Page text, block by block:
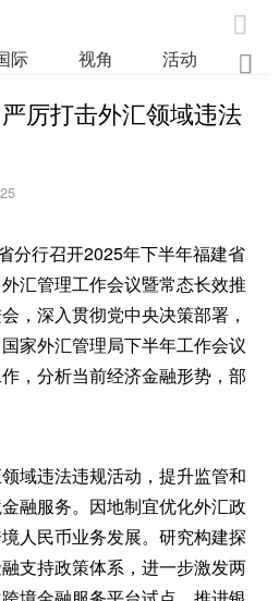

际 视角 活动 业

厉打击外汇领域违法
分行召开2025年下半年福建省
汇管理工作会议暨常态长效推
，深入贯彻党中央决策部署，
家外汇管理局下半年工作会议
，分析当前经济金融形势，部
域违法违规活动，提升监管和
融服务。因地制宜优化外汇政
人民币业务发展。研究构建探
支持政策体系，进一步激发两